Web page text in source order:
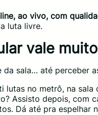
ao vivo, com
luta livre.
vale
da sala… até perceber
lutas no metrô, na
Assisto depois, com
Dá até pra espelhar